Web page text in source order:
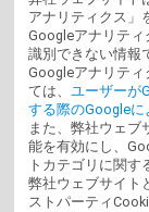
アナリティクス」
Googleアナリテ
識別できない情報
Googleアナリテ
ては、 ユーザーが
する際のGoogleに
また、弊社ウェブ
能を有効にし、
トカテゴリに関す
弊社ウェブサイト
ストパーティ